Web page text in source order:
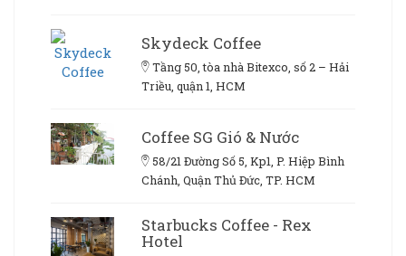
Skydeck Coffee
Tầng 50, tòa nhà Bitexco, số 2 – Hải
Triều, quận 1, HCM
Coffee SG Gió & Nước
58/21 Đường Số 5, Kp1, P. Hiệp Bình
Chánh, Quận Thủ Đức, TP. HCM
Starbucks Coffee - Rex
Hotel